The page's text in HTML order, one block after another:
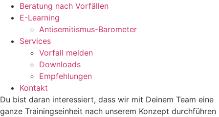
Beratung nach Vorfällen
E-Learning
Antisemitismus-Barometer
Services
Vorfall melden
Downloads
Empfehlungen
Kontakt
Du bist daran interessiert, dass wir mit Deinem Team eine
ganze Trainingseinheit nach unserem Konzept durchführen